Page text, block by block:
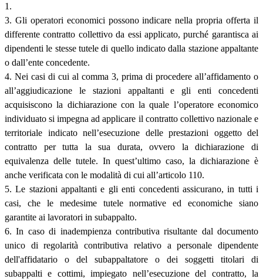
1.
3. Gli operatori economici possono indicare nella propria offerta il
differente contratto collettivo da essi applicato, purché garantisca ai
dipendenti le stesse tutele di quello indicato dalla stazione appaltante
o dall’ente concedente.
4. Nei casi di cui al comma 3, prima di procedere all’affidamento o
all’aggiudicazione le stazioni appaltanti e gli enti concedenti
acquisiscono la dichiarazione con la quale l’operatore economico
individuato si impegna ad applicare il contratto collettivo nazionale e
territoriale indicato nell’esecuzione delle prestazioni oggetto del
contratto per tutta la sua durata, ovvero la dichiarazione di
equivalenza delle tutele. In quest’ultimo caso, la dichiarazione è
anche verificata con le modalità di cui all’articolo 110.
5. Le stazioni appaltanti e gli enti concedenti assicurano, in tutti i
casi, che le medesime tutele normative ed economiche siano
garantite ai lavoratori in subappalto.
6. In caso di inadempienza contributiva risultante dal documento
unico di regolarità contributiva relativo a personale dipendente
dell'affidatario o del subappaltatore o dei soggetti titolari di
subappalti e cottimi, impiegato nell’esecuzione del contratto, la